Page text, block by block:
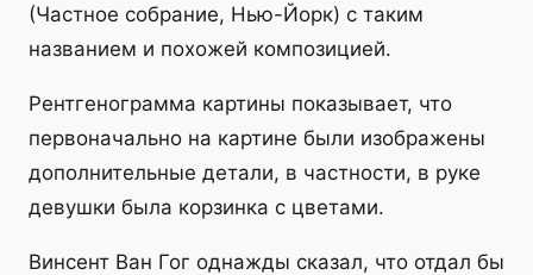
(Частное собрание, Нью-Йорк) с таким
названием и похожей композицией.
Рентгенограмма картины показывает, что
первоначально на картине были изображены
дополнительные детали, в частности, в руке
девушки была корзинка с цветами.
Винсент Ван Гог однажды сказал, что отдал бы